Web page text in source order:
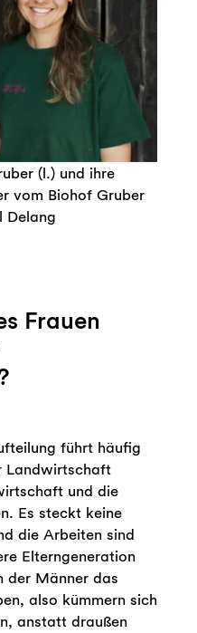
(l.) und ihre
vom Biohof Gruber
Delang
Frauen
führt häufig
Landwirtschaft
und die
Es steckt keine
die Arbeiten sind
Elterngeneration
der Männer das
also kümmern sich
anstatt draußen